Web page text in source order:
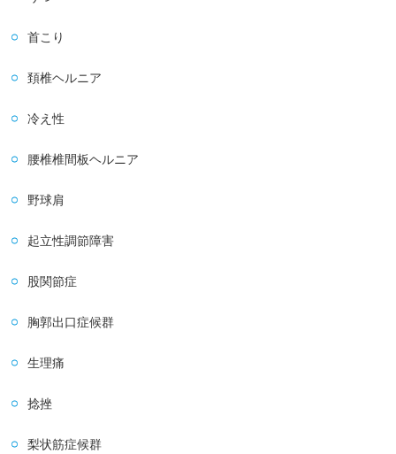
首こり
頚椎ヘルニア
冷え性
腰椎椎間板ヘルニア
野球肩
起立性調節障害
股関節症
胸郭出口症候群
生理痛
捻挫
梨状筋症候群